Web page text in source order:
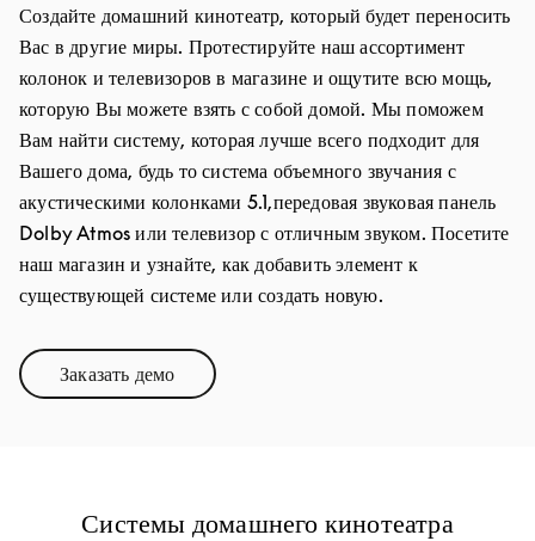
Создайте домашний кинотеатр, который будет переносить
Вас в другие миры. Протестируйте наш ассортимент
колонок и телевизоров в магазине и ощутите всю мощь,
которую Вы можете взять с собой домой. Мы поможем
Вам найти систему, которая лучше всего подходит для
Вашего дома, будь то система объемного звучания с
акустическими колонками 5.1,передовая звуковая панель
Dolby Atmos или телевизор с отличным звуком. Посетите
наш магазин и узнайте, как добавить элемент к
существующей системе или создать новую.
Заказать демоLink Opens in New Tab
Системы домашнего кинотеатра